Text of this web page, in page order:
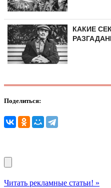
КАКИЕ
Поделиться:
Читать рекламные статьи! »